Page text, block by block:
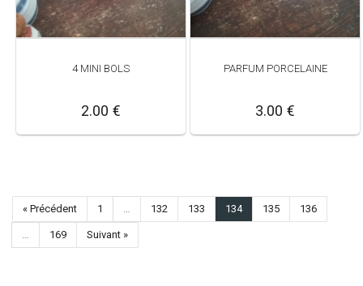
4 MINI BOLS
2.00 €
PARFUM PORCELAINE
3.00 €
« Précédent 1 132 133 134 135 136
169 Suivant »